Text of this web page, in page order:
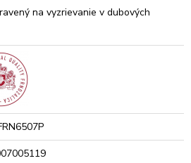
na vyzrievanie v dubových